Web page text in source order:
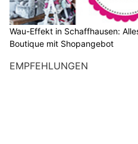
Wau-Effekt in Schaffhausen:
Boutique mit Shopangebot
EMPFEHLUNGEN